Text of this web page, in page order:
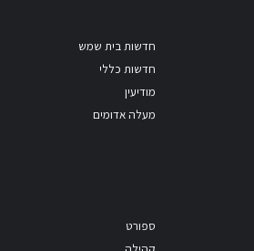
חדשות בית שמש
חדשות כללי
מודיעין
מעלה אדומים
ספורט